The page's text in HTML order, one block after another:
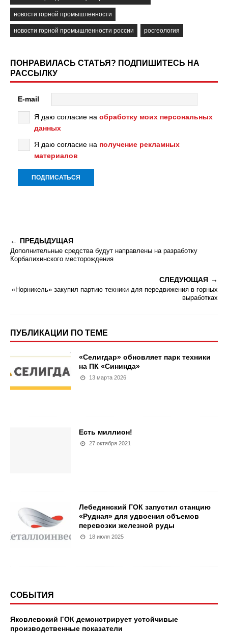
новости горной промышленности
новости горной промышленности россии росгеология
ПОНРАВИЛАСЬ СТАТЬЯ? ПОДПИШИТЕСЬ НА
РАССЫЛКУ
E-mail
Я даю согласие на обработку моих персональных
данных
Я даю согласие на получение рекламных
материалов
ПРЕДЫДУЩАЯ
Дополнительные средства будут направлены на разработку
Корбалихинского месторождения
СЛЕДУЮЩАЯ
«Норникель» закупил партию техники для передвижения в горных
выработках
ПУБЛИКАЦИИ ПО ТЕМЕ
«Селигдар» обновляет парк техники
на ПК «Сининда»
13 марта 2026
Есть миллион!
27 октября 2021
Лебединский ГОК запустил станцию
«Рудная» для удвоения объемов
перевозки железной руды
18 июля 2025
СОБЫТИЯ
Яковлевский ГОК демонстрирует устойчивые
производственные показатели